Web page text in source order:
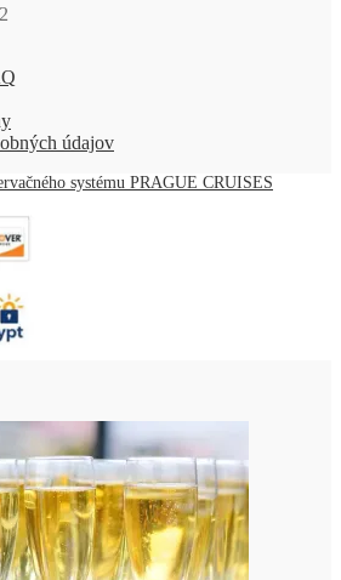
údajov
systému PRAGUE CRUISES